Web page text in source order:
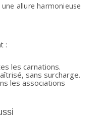
allure harmonieuse
:
les carnations.
sans surcharge.
les associations